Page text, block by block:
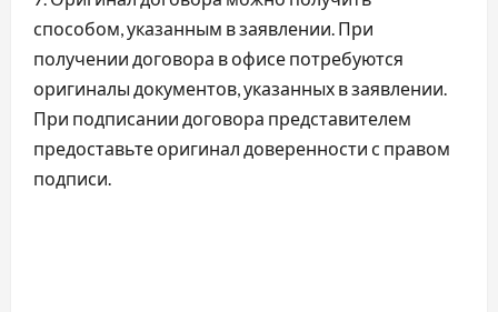
способом, указанным в заявлении. При
получении договора в офисе потребуются
оригиналы документов, указанных в заявлении.
При подписании договора представителем
предоставьте оригинал доверенности с правом
подписи.